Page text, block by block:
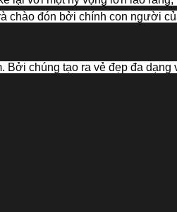
chào đón bởi chính con người
Bởi chúng tạo ra vẻ đẹp đa dạng